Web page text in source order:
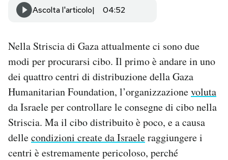
CALENDARIO
Area Personale
Newsletter
Notifiche mobile
Regala il Post
Hai bisogno di aiuto?
Esci
Ascolta l'articolo 04:52
Nella Striscia di Gaza attualmente ci sono due
modi per procurarsi cibo. Il primo è andare in uno
dei quattro centri di distribuzione della Gaza
Humanitarian Foundation, l’organizzazionevoluta
da Israele per controllare le consegne di cibo nella
Striscia. Ma il cibo distribuito è poco, e a causa
dellecondizioni create da Israeleraggiungere i
centri è estremamente pericoloso, perché